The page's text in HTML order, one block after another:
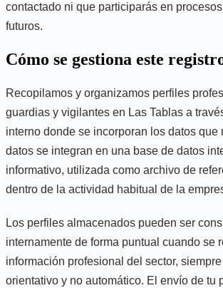
contactado ni que participarás en
futuros.
Cómo se gestiona este
Recopilamos y organizamos perfiles
guardias y vigilantes en Las Tablas a
interno donde se incorporan los datos que
datos se integran en una base de datos
informativo, utilizada como archivo de
dentro de la actividad habitual de la
Los perfiles almacenados pueden ser
internamente de forma puntual cuando se
información profesional del sector,
orientativo y no automático. El envío de tu